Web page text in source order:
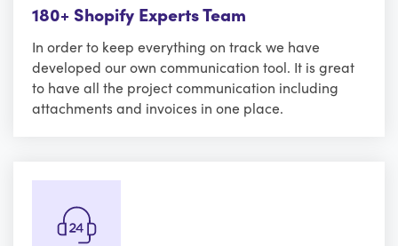
180+ Shopify Experts Team
In order to keep everything on track we have
developed our own communication tool. It is great
to have all the project communication including
attachments and invoices in one place.